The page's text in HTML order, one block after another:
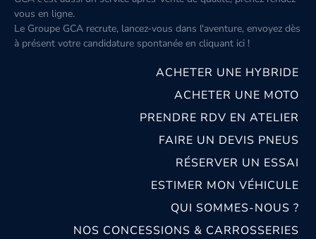
vous en ligne.
Le Groupe GCA recrute, lancez-vous dans l'aventure, envoyez dès
à présent votre candidature spontanée en cliquant ici !
ACHETER UNE HYBRIDE
ACHETER UNE MOTO
PRENDRE RDV EN ATELIER
FAIRE UN DEVIS PNEUS
RÉSERVER UN ESSAI
ESTIMER MON VÉHICULE
QUI SOMMES-NOUS ?
NOS CONCESSIONS & CARROSSERIES